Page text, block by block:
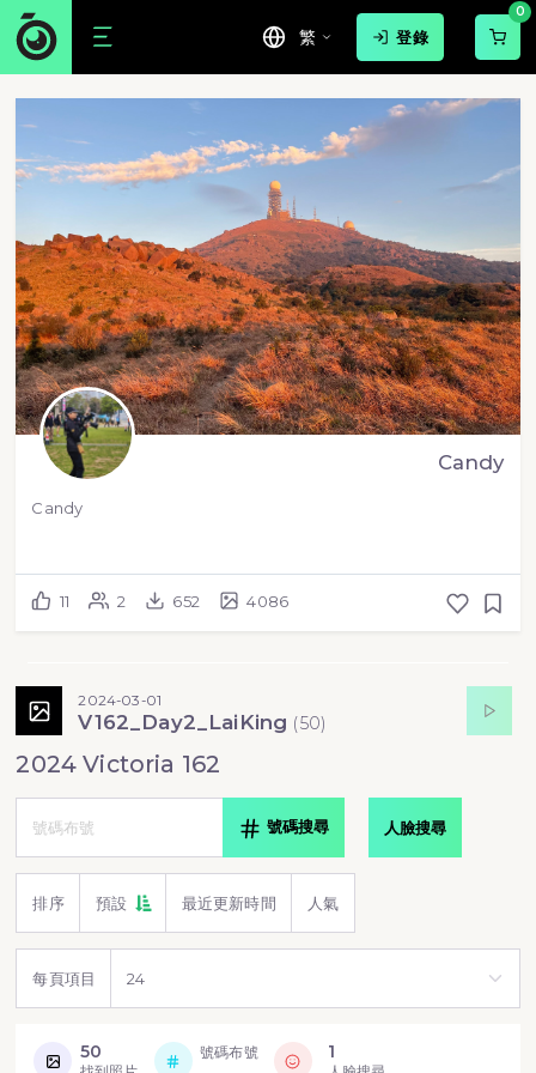
繁 登錄
0
Candy
Candy
11 2 652 4086
2024-03-01
V162_Day2_LaiKing (50)
2024 Victoria 162
號碼搜尋 人臉搜尋
排序 預設 最近更新時間 人氣
每頁項目
50 號碼布號 1